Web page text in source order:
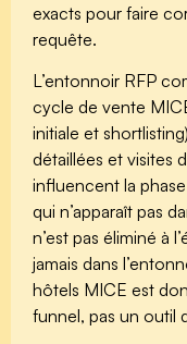
exacts pour faire
requête.
L’entonnoir RFP
cycle de vente
initiale et
détaillées et visites
influencent la
qui n’apparaît pas
n’est pas éliminé à
jamais dans
hôtels MICE est
funnel, pas un outil